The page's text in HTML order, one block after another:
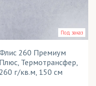
Под заказ
260 Премиум
Плюс, Термотрансфер,
260 г/кв.м, 150 см